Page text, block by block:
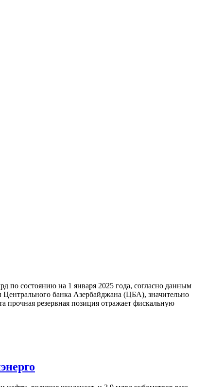
по состоянию на 1 января 2025 года, согласно данным
банка Азербайджана (ЦБА), значительно
прочная резервная позиция отражает фискальную